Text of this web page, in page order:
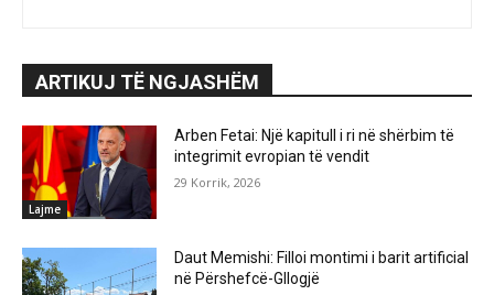
ARTIKUJ TË NGJASHËM
Lajme
Arben Fetai: Një kapitull i ri në shërbim të
integrimit evropian të vendit
29 Korrik, 2026
Daut Memishi: Filloi montimi i barit artificial
në Përshefcë-Gllogjë